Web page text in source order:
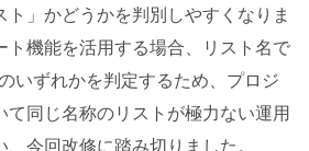
ト」かどうかを判別しやすくなりま
ト機能を活用する場合、リスト名で
いずれかを判定するため、プロジ
て同じ名称のリストが極力ない運用
今回改修に踏み切りました。